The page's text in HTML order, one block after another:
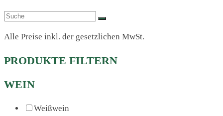
Alle Preise inkl. der gesetzlichen MwSt.
PRODUKTE FILTERN
WEIN
Weißwein